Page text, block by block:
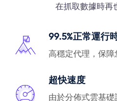
在抓取數據時再
99.5%正常運行
高穩定代理，保障
超快速度
由於分佈式雲基